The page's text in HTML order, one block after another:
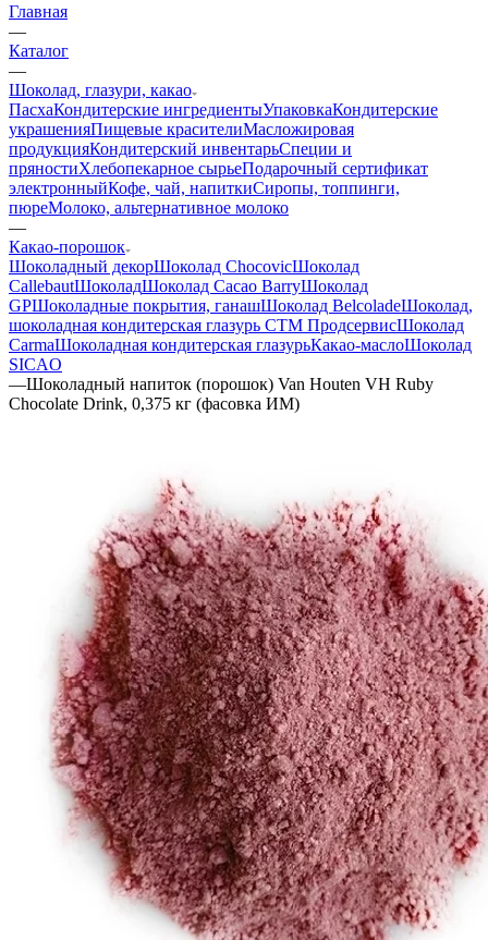
Главная
—
Каталог
—
Шоколад, глазури, какао
ПасхаКондитерские ингредиентыУпаковкаКондитерские
украшенияПищевые красителиМасложировая
продукцияКондитерский инвентарьСпеции и
пряностиХлебопекарное сырьеПодарочный сертификат
электронныйКофе, чай, напиткиСиропы, топпинги,
пюреМолоко, альтернативное молоко
—
Какао-порошок
Шоколадный декорШоколад ChocovicШоколад
CallebautШоколадШоколад Cacao BarryШоколад
GPШоколадные покрытия, ганашШоколад BelcoladeШоколад,
шоколадная кондитерская глазурь СТМ ПродсервисШоколад
CarmaШоколадная кондитерская глазурьКакао-маслоШоколад
SICAO
—Шоколадный напиток (порошок) Van Houten VH Ruby
Chocolate Drink, 0,375 кг (фасовка ИМ)